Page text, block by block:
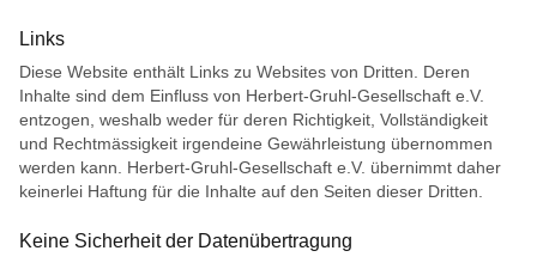
Links
Diese Website enthält Links zu Websites von Dritten. Deren
Inhalte sind dem Einfluss von Herbert-Gruhl-Gesellschaft e.V.
entzogen, weshalb weder für deren Richtigkeit, Vollständigkeit
und Rechtmässigkeit irgendeine Gewährleistung übernommen
werden kann. Herbert-Gruhl-Gesellschaft e.V. übernimmt daher
keinerlei Haftung für die Inhalte auf den Seiten dieser Dritten.
Keine Sicherheit der Datenübertragung